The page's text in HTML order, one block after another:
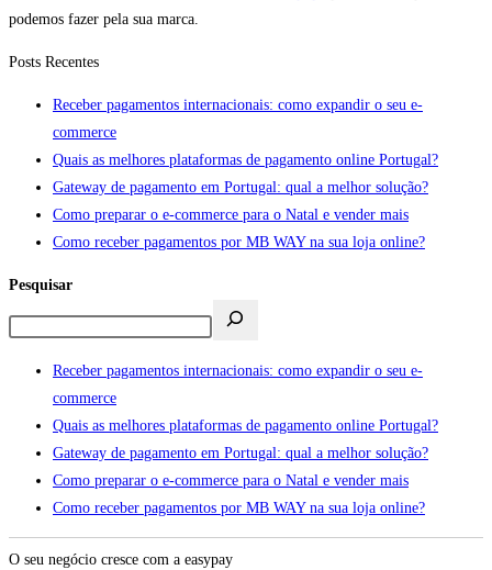
podemos fazer pela sua marca.
Posts Recentes
Receber pagamentos internacionais: como expandir o seu e-
commerce
Quais as melhores plataformas de pagamento online Portugal?
Gateway de pagamento em Portugal: qual a melhor solução?
Como preparar o e-commerce para o Natal e vender mais
Como receber pagamentos por MB WAY na sua loja online?
Pesquisar
Receber pagamentos internacionais: como expandir o seu e-
commerce
Quais as melhores plataformas de pagamento online Portugal?
Gateway de pagamento em Portugal: qual a melhor solução?
Como preparar o e-commerce para o Natal e vender mais
Como receber pagamentos por MB WAY na sua loja online?
O seu negócio cresce com a easypay